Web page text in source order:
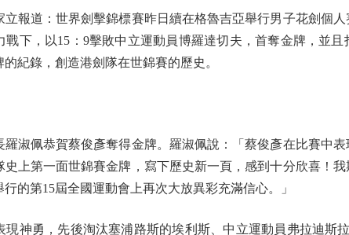
道：世界劍擊錦標賽昨日續在格魯吉亞舉行男子花劍個人
戰下，以15：9擊敗中立運動員博羅達切夫，首奪金牌，並
紀錄，創造港劍隊在世錦賽的歷史。
佩恭賀蔡俊彥奪得金牌。羅淑佩說：「蔡俊彥在比賽中表
上第一面世錦賽金牌，寫下歷史新一頁，感到十分欣喜！
的第15屆全國運動會上再次大放異彩充滿信心。」
勇，先後淘汰塞浦路斯的埃利斯、中立運動員弗拉迪斯